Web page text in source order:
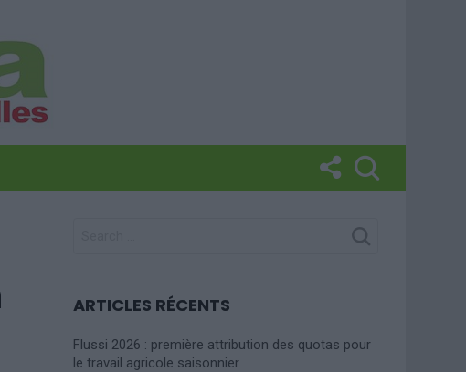
ARTICLES RÉCENTS
Flussi 2026 : première attribution des quotas pour
le travail agricole saisonnier